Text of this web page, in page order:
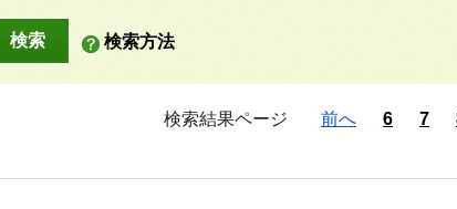
検索方法
検索結果ページ 前へ 6 7